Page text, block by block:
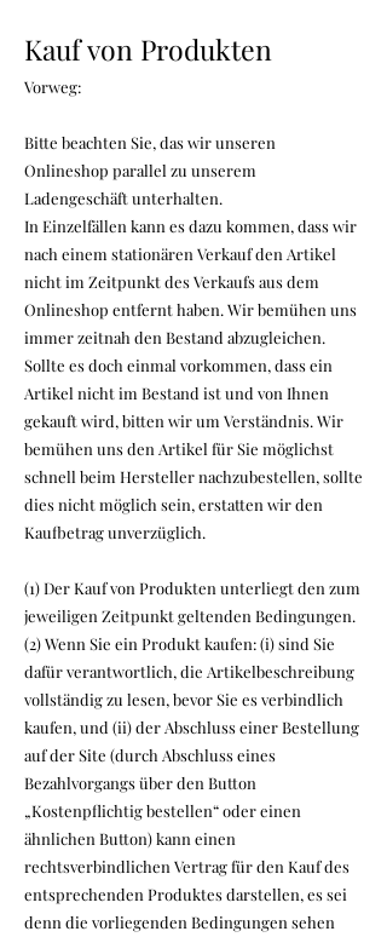
Kauf von Produkten
Vorweg:
Bitte beachten Sie, das wir unseren
Onlineshop parallel zu unserem
Ladengeschäft unterhalten.
In Einzelfällen kann es dazu kommen, dass wir
nach einem stationären Verkauf den Artikel
nicht im Zeitpunkt des Verkaufs aus dem
Onlineshop entfernt haben. Wir bemühen uns
immer zeitnah den Bestand abzugleichen.
Sollte es doch einmal vorkommen, dass ein
Artikel nicht im Bestand ist und von Ihnen
gekauft wird, bitten wir um Verständnis. Wir
bemühen uns den Artikel für Sie möglichst
schnell beim Hersteller nachzubestellen, sollte
dies nicht möglich sein, erstatten wir den
Kaufbetrag unverzüglich.
(1) Der Kauf von Produkten unterliegt den zum
jeweiligen Zeitpunkt geltenden Bedingungen.
(2) Wenn Sie ein Produkt kaufen: (i) sind Sie
dafür verantwortlich, die Artikelbeschreibung
vollständig zu lesen, bevor Sie es verbindlich
kaufen, und (ii) der Abschluss einer Bestellung
auf der Site (durch Abschluss eines
Bezahlvorgangs über den Button
„Kostenpflichtig bestellen“ oder einen
ähnlichen Button) kann einen
rechtsverbindlichen Vertrag für den Kauf des
entsprechenden Produktes darstellen, es sei
denn die vorliegenden Bedingungen sehen